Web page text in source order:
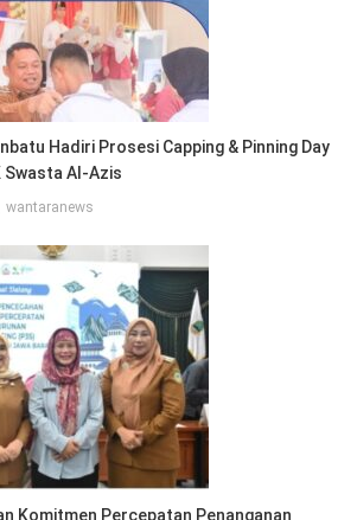
Hadiri Prosesi Capping & Pinning Day
Swasta Al-Azis
wantaranews
Komitmen Percepatan Penanganan